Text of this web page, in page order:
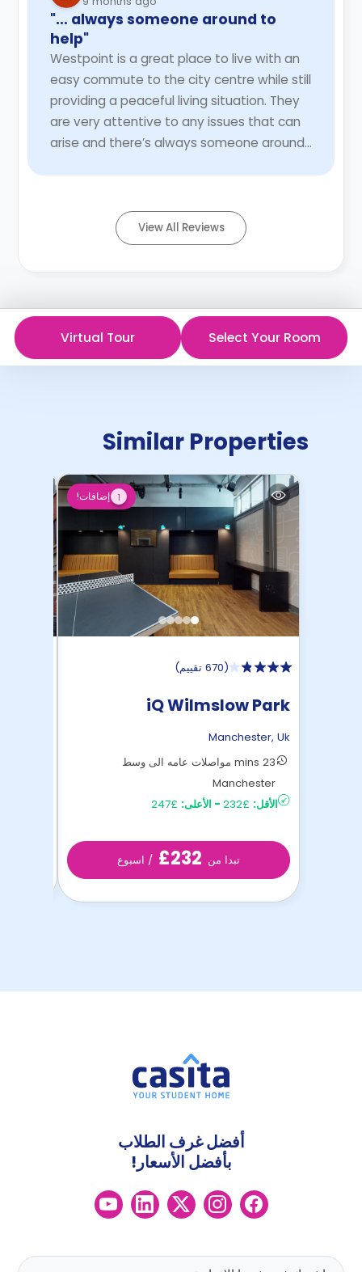
"… always someone around to
help"
Westpoint is a great place to live with an
easy commute to the city centre while still
providing a peaceful living situation. They
are very attentive to any issues that can
arise and there’s always someone around
View All Reviews
Select Your Room
Virtual Tour
Similar Properties
1 إضافات!
(670 تقييم )
iQ Wilmslow Park
Manchester, Uk
23 mins مواصلات عامه الى وسط
Manchester
الأقل: £232
- الأعلى: £247
تبدا من £232 / اسبوع
أفضل غرف الطلاب
بأفضل الأسعار!